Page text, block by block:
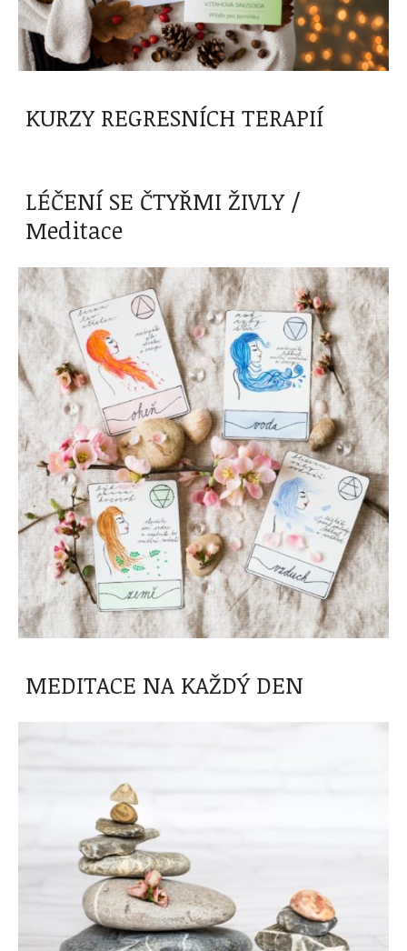
KURZY REGRESNÍCH TERAPIÍ
LÉČENÍ SE ČTYŘMI ŽIVLY /
Meditace
MEDITACE NA KAŽDÝ DEN